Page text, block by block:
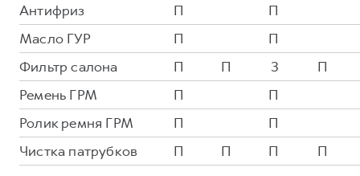
Антифриз П
П
Масло ГУР
П
П
Фильтр салона
П П З
П
Ремень ГРМ
П
П
Ролик ремня ГРМ
П
П
Чистка патрубков
П П П П